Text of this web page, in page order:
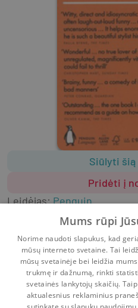
Siūlyti šią
Pridėti į
Leidėjas:Penguin
368 psl.ISBN
MinkštasAnglų k.
Literatūra užsienio
Užsienio kalbų mokymo
Mums rūpi
Norime naudoti slapukus, kad
mūsų interneto svetaine. Tai
mūsų svetainėje bei leidžia
trukmę ir dažnumą, rinkti
svetainės lankytojų skaičių.
aktualesnius reklaminius